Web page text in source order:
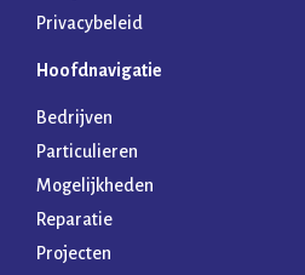
Privacybeleid
Hoofdnavigatie
Bedrijven
Particulieren
Mogelijkheden
Reparatie
Projecten